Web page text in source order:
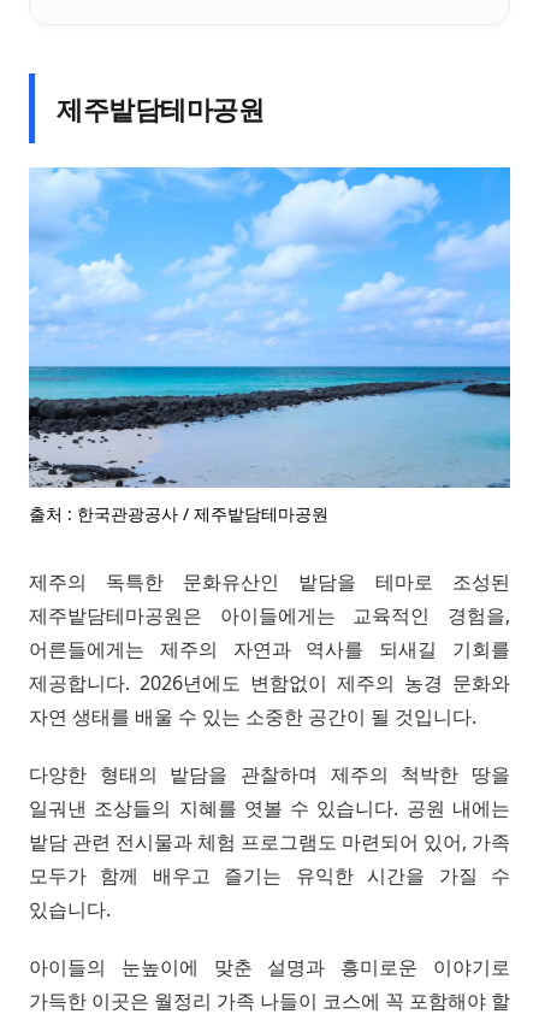
제주밭담테마공원
출처 : 한국관광공사 / 제주밭담테마공원
제주의 독특한 문화유산인 밭담을 테마로 조성된
제주밭담테마공원은 아이들에게는 교육적인 경험을,
어른들에게는 제주의 자연과 역사를 되새길 기회를
제공합니다. 2026년에도 변함없이 제주의 농경 문화와
자연 생태를 배울 수 있는 소중한 공간이 될 것입니다.
다양한 형태의 밭담을 관찰하며 제주의 척박한 땅을
일궈낸 조상들의 지혜를 엿볼 수 있습니다. 공원 내에는
밭담 관련 전시물과 체험 프로그램도 마련되어 있어, 가족
모두가 함께 배우고 즐기는 유익한 시간을 가질 수
있습니다.
아이들의 눈높이에 맞춘 설명과 흥미로운 이야기로
가득한 이곳은 월정리 가족 나들이 코스에 꼭 포함해야 할